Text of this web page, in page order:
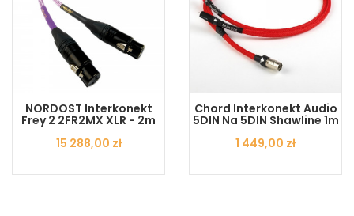
NORDOST Interkonekt
Frey 2 2FR2MX XLR - 2m
Cena
15 288,00 zł
Chord Interkonekt Audio
5DIN Na 5DIN Shawline 1m
Cena
1 449,00 zł